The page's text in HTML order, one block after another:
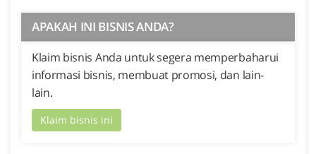
APAKAH INI BISNIS ANDA?
Klaim bisnis Anda untuk segera memperbaharui
informasi bisnis, membuat promosi, dan lain-
lain.
Klaim bisnis ini